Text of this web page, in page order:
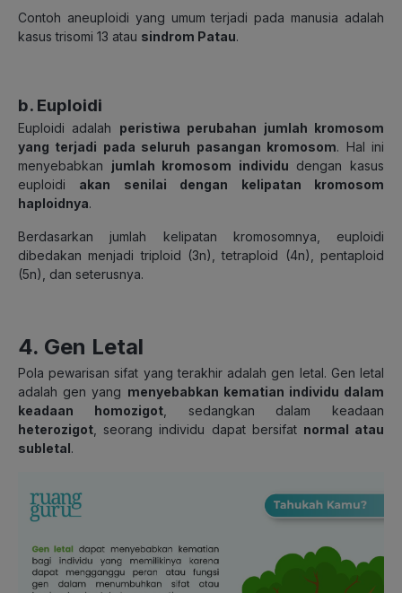
Contoh aneuploidi yang umum terjadi pada manusia adalah
kasus trisomi 13 atau sindrom Patau.
b. Euploidi
Euploidi adalah peristiwa perubahan jumlah kromosom
yang terjadi pada seluruh pasangan kromosom. Hal ini
menyebabkan jumlah kromosom individu dengan kasus
euploidi akan senilai dengan kelipatan kromosom
haploidnya.
Berdasarkan jumlah kelipatan kromosomnya, euploidi
dibedakan menjadi triploid (3n), tetraploid (4n), pentaploid
(5n), dan seterusnya.
4. Gen Letal
Pola pewarisan sifat yang terakhir adalah gen letal. Gen letal
adalah gen yang menyebabkan kematian individu dalam
keadaan homozigot, sedangkan dalam keadaan
heterozigot , seorang individu dapat bersifat normal atau
subletal.